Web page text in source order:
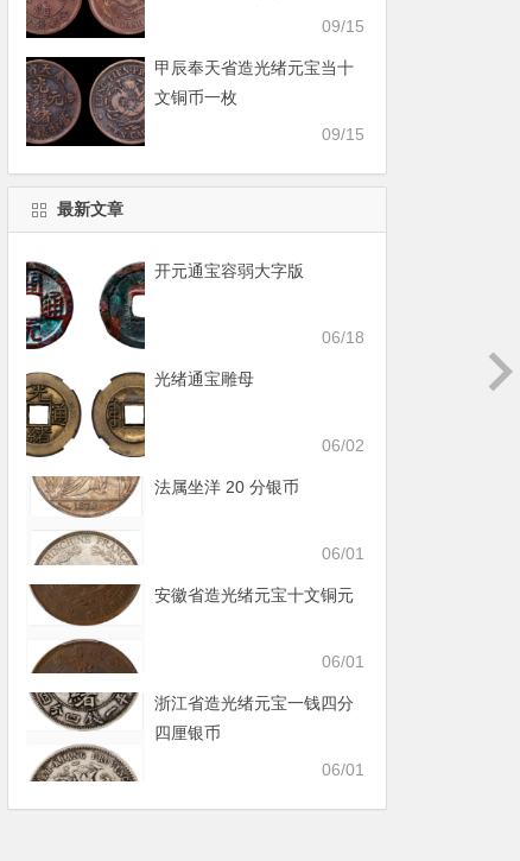
09/15
甲辰奉天省造光绪元宝当十
文铜币一枚
09/15
最新文章
开元通宝容弱大字版
06/18
光绪通宝雕母
06/02
法属坐洋 20 分银币
06/01
安徽省造光绪元宝十文铜元
06/01
浙江省造光绪元宝一钱四分
四厘银币
06/01